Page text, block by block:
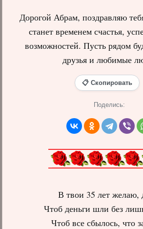
Дорогой Абрам, поздравляю
станет временем счастья,
возможностей. Пусть рядом
друзья и любимые
📋 Скопировать
Поделись:
В твои 35 лет желаю,
Чтоб деньги шли без
Чтоб все сбылось, что